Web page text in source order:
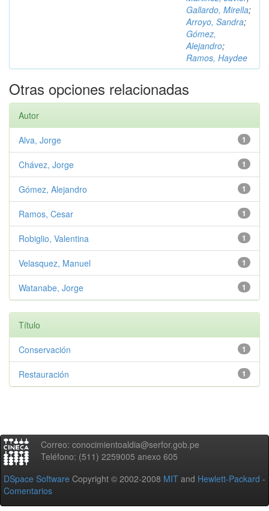
Gallardo, Mirella;
Arroyo, Sandra;
Gómez,
Alejandro;
Ramos, Haydee
Otras opciones relacionadas
Autor
1
Alva, Jorge
1
Chávez, Jorge
1
Gómez, Alejandro
1
Ramos, Cesar
1
Robiglio, Valentina
1
Velasquez, Manuel
1
Watanabe, Jorge
Título
1
Conservación
1
Restauración
Correo: conocimientoaldia@serfor.gob.pe
Teléfono: (511) 2259005 anexo 605
DSpace Software Copyright © 2002-2008 MIT and Hewlett-Packard -
Comentarios